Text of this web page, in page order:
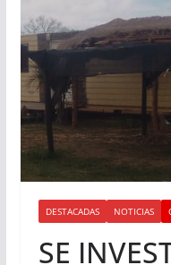
DESTACADAS NOTICIAS
SE